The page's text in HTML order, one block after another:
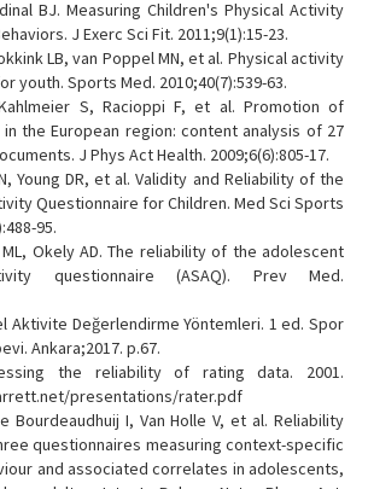
BJ. Measuring Children's Physical Activity
J Exerc Sci Fit. 2011;9(1):15-23.
LB, van Poppel MN, et al. Physical activity
youth. Sports Med. 2010;40(7):539-63.
S, Racioppi F, et al. Promotion of
the European region: content analysis of 27
J Phys Act Health. 2009;6(6):805-17.
Young DR, et al. Validity and Reliability of the
Questionnaire for Children. Med Sci Sports
95.
Okely AD. The reliability of the adolescent
questionnaire (ASAQ). Prev Med.
Aktivite Değerlendirme Yöntemleri. 1 ed. Spor
Ankara;2017. p.67.
the reliability of rating data. 2001.
presentations/rater.pdf
Bourdeaudhuij I, Van Holle V, et al. Reliability
questionnaires measuring context-specific
and associated correlates in adolescents,